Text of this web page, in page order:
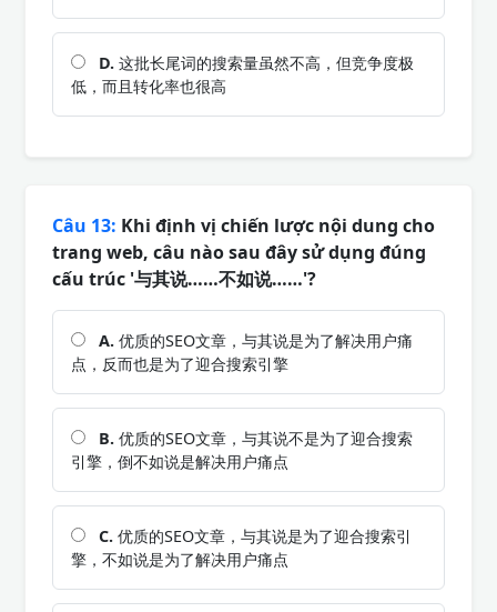
D. 这批长尾词的搜索量虽然不高，但竞争度极
低，而且转化率也很高
Câu 13: Khi định vị chiến lược nội dung cho
trang web, câu nào sau đây sử dụng đúng
cấu trúc '与其说……不如说……'?
A. 优质的SEO文章，与其说是为了解决用户痛
点，反而也是为了迎合搜索引擎
B. 优质的SEO文章，与其说不是为了迎合搜索
引擎，倒不如说是解决用户痛点
C. 优质的SEO文章，与其说是为了迎合搜索引
擎，不如说是为了解决用户痛点